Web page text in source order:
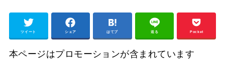
ツイート シェア はてブ 送る Pocket
本ページはプロモーションが含まれています